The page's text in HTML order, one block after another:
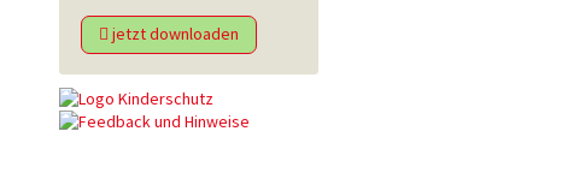
jetzt downloaden